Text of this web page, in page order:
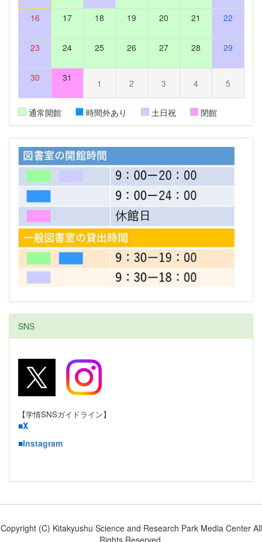
16 17 18 19 20 21 22
23 24 25 26 27 28 29
30 31 1 2 3 4 5
通常開館 時間外あり 土日祝 閉館
SNS
【学情SNSガイドライン】
■X
■Instagram
Copyright (C) Kitakyushu Science and Research Park Media Center All
Rights Reserved.